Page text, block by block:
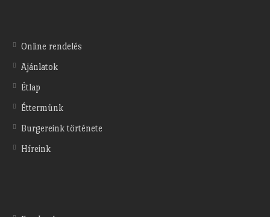
Online rendelés
Ajánlatok
Étlap
Éttermünk
Burgereink története
Híreink